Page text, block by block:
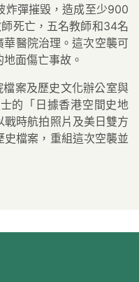
炸彈摧毀，造成至少900
死亡，五名教師和34名
醫院治理。這次空襲可
面傷亡事故。
案及歷史文化辦公室與
的「日據香港空間史地
戰時航拍照片及美日雙方
檔案，重組這次空襲並